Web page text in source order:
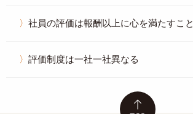
社員の評価は報酬以上に心を満たすこと
評価制度は一社一社異なる